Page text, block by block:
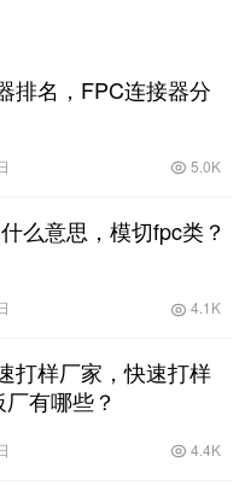
排名，FPC连接器分
5.0K
么意思，模切fpc类？
4.1K
打样厂家，快速打样
有哪些？
4.4K